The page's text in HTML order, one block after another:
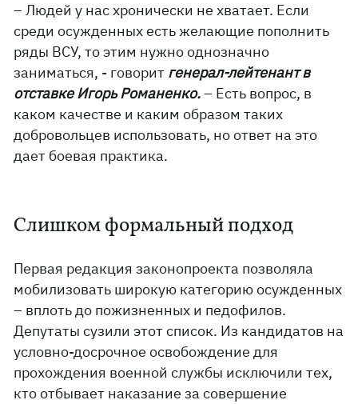
– Людей у ​​нас хронически не хватает. Если
среди осужденных есть желающие пополнить
ряды ВСУ, то этим нужно однозначно
заниматься, - говорит генерал-лейтенант в
отставке Игорь Романенко.– Есть вопрос, в
каком качестве и каким образом таких
добровольцев использовать, но ответ на это
дает боевая практика.
Слишком формальный подход
Первая редакция законопроекта позволяла
мобилизовать широкую категорию осужденных
– вплоть до пожизненных и педофилов.
Депутаты сузили этот список. Из кандидатов на
условно-досрочное освобождение для
прохождения военной службы исключили тех,
кто отбывает наказание за совершение